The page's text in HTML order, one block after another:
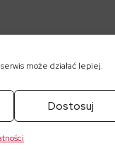
może działać lepiej.
Dostosuj